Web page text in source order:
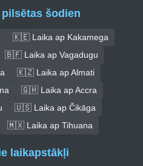
šodien
🇰🇪 Laika ap Kakamega
🇧🇫 Laika ap Vagadugu
🇰🇿 Laika ap Almati
🇬🇭 Laika ap Accra
🇺🇸 Laika ap Čikāga
🇲🇽 Laika ap Tihuana
laikapstākļi